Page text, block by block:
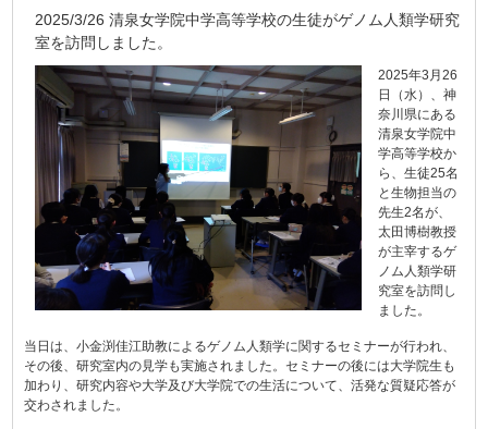
2025/3/26 清泉女学院中学高等学校の生徒がゲノム人類学研究
室を訪問しました。
2025年3月26
日（水）、神
奈川県にある
清泉女学院中
学高等学校か
ら、生徒25名
と生物担当の
先生2名が、
太田博樹教授
が主宰するゲ
ノム人類学研
究室を訪問し
ました。
当日は、小金渕佳江助教によるゲノム人類学に関するセミナーが行われ、
その後、研究室内の見学も実施されました。セミナーの後には大学院生も
加わり、研究内容や大学及び大学院での生活について、活発な質疑応答が
交わされました。